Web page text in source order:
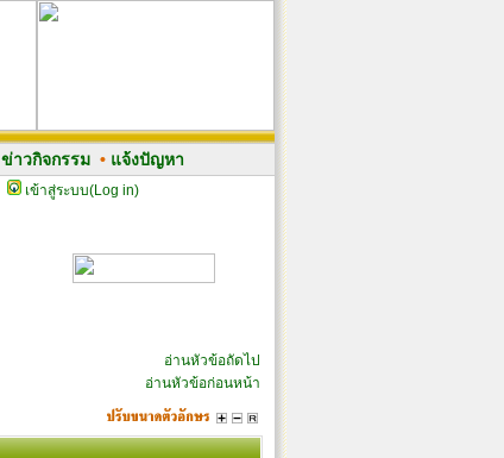
ข่าวกิจกรรม• แจ้งปัญหา
เข้าสู่ระบบ(Log in)
อ่านหัวข้อถัดไป
อ่านหัวข้อก่อนหน้า